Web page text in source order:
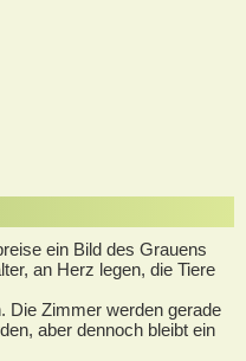
ein Bild des Grauens
an Herz legen, die Tiere
Die Zimmer werden gerade
aber dennoch bleibt ein